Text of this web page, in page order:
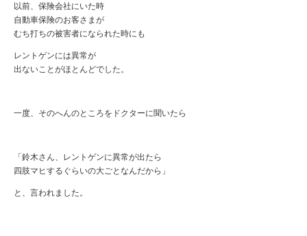
以前、保険会社にいた時
自動車保険のお客さまが
むち打ちの被害者になられた時にも
レントゲンには異常が
出ないことがほとんどでした。
一度、そのへんのところをドクターに聞いたら
「鈴木さん、レントゲンに異常が出たら
四肢マヒするぐらいの大ごとなんだから」
と、言われました。